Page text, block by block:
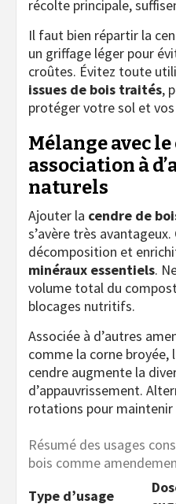
récolte principale,
Il faut bien répartir la
un griffage léger pour
croûtes. Évitez toute
issues de bois traités,
protéger votre sol et
Mélange avec
association à
naturels
Ajouter la cendre de
s’avère très avantageux.
décomposition et
minéraux essentiels.
volume total du
blocages nutritifs.
Associée à d’autres
comme la corne broyée,
cendre augmente la
d’appauvrissement.
rotations pour maintenir
Résumé des usages
bois comme
Type d’usage